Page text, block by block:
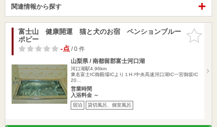
関連情報から探す
お気に入
りに追加
富士山 健康開運 猫と犬のお宿 ペンションブルー
ポピー
-点/ 0 件
山梨県 / 南都留郡富士河口湖
河口湖駅4.96km
東名富士IC御殿場ICより１H /中央高速河口湖IC一宮御坂IC
20…
営業時間
入浴料金 ～
宿泊 貸切風呂、個室風呂